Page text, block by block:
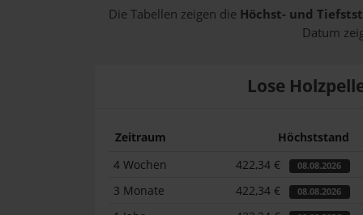
Die Tabellen zeigen die Höchst- und
Datum
Lose
Zeitraum Höchststand
4 Wochen
422,34 € 08.08.2026
3 Monate 422,34 € 08.08.2026